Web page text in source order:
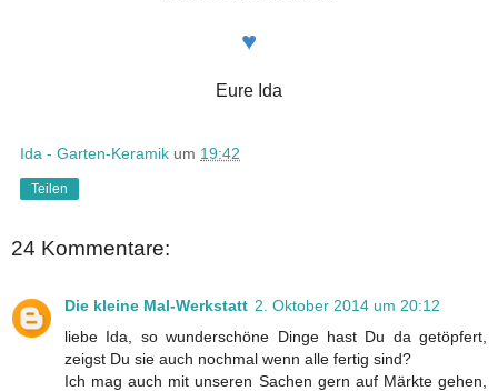
♥
Eure Ida
Ida - Garten-Keramik um 19:42
Teilen
24 Kommentare:
Die kleine Mal-Werkstatt 2. Oktober 2014 um 20:12
liebe Ida, so wunderschöne Dinge hast Du da getöpfert,
zeigst Du sie auch nochmal wenn alle fertig sind?
Ich mag auch mit unseren Sachen gern auf Märkte gehen,